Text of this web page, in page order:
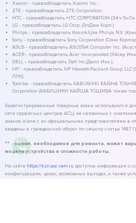
Xiaomi - правообладатель Xiaomi Inc.;
ZTE - правообладатель ZTE Corporation;
HTC - правообладатель HTC CORPORATION (Эйч-
LG - правообладатель LG Corp. (ЭлДжи Корп.);
Philips - правообладатель Koninklijke Philips N.V.
Sony - правообладатель Sony Corporation (Сони
ASUS - правообладатель ASUSTeK Computer Inc.
ACER - правообладатель Acer Incorporated (Эйсер
DELL - правообладатель Dell Inc.(Делл Инк.);
HP - правообладатель HP Hewlett-Packard Group
ЛЛК);
Toshiba - правообладатель KABUSHIKI KAISHA
Corporation (КАБУШИКИ КАЙША ТОШИБА также
Зарегистрированные товарные знаки используются
сети сервисных центров АСЦ, не связанных с
знаков и/или с их официальными представителями в
введены в гражданский оборот по смыслу статьи 1487
** - время, необходимое для ремонта, может
модели устройства и сложности работы.
На сайте https://kzn.asc-rem.ru доступна информация о
конфигурациях, ценах, возможных выгодах, а также